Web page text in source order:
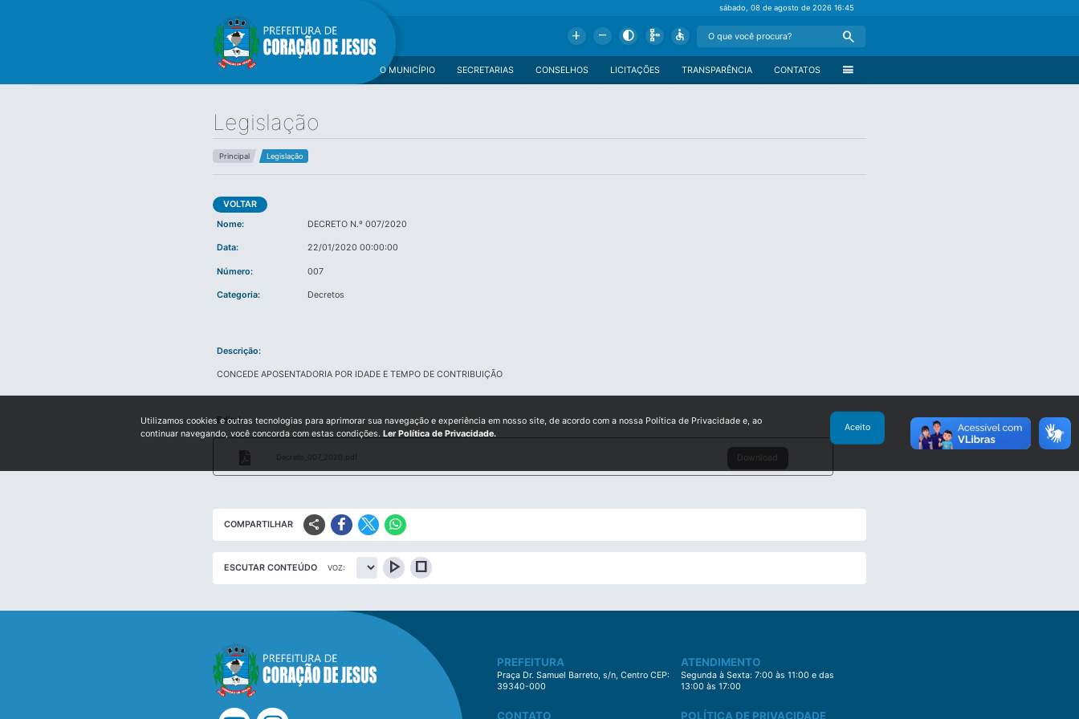
sábado, 08 de agosto de 202616:45
Add Remove Contrast Schema Accessible Search
menu
CONTATOS
TRANSPARÊNCIA
LICITAÇÕES
CONSELHOS
SECRETARIAS
O MUNICÍPIO
Legislação
Principal Legislação
VOLTAR
Nome:
DECRETO N.º 007/2020
Data: 22/01/2020 00:00:00
Número: 007
Categoria: Decretos
Descrição:
CONCEDE APOSENTADORIA POR IDADE E TEMPO DE CONTRIBUIÇÃO
Edital:
Decreto_007_2020.pdf Download
COMPARTILHAR share
ESCUTAR CONTEÚDO VOZ: play_arrow stop
PREFEITURA
Praça Dr. Samuel Barreto, s/n, Centro CEP:
39340-000
ATENDIMENTO
Segunda à Sexta: 7:00 às 11:00 e das
13:00 às 17:00
CONTATO POLÍTICA DE PRIVACIDADE
Utilizamos cookies e outras tecnologias para aprimorar sua navegação e experiência em nosso site, de acordo com a nossa Política de Privacidade e, ao
continuar navegando, você concorda com estas condições. Ler Política de Privacidade.
Aceito